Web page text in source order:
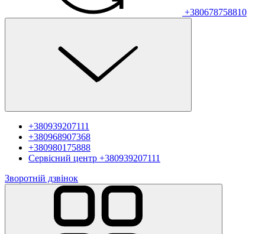
+380678758810
+380939207111
+380968907368
+380980175888
Сервісний центр +380939207111
Зворотній дзвінок